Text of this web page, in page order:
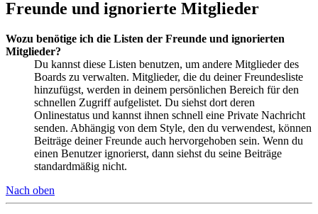
Freunde und ignorierte Mitglieder
Wozu benötige ich die Listen der Freunde und ignorierten
Mitglieder?
Du kannst diese Listen benutzen, um andere Mitglieder des
Boards zu verwalten. Mitglieder, die du deiner Freundesliste
hinzufügst, werden in deinem persönlichen Bereich für den
schnellen Zugriff aufgelistet. Du siehst dort deren
Onlinestatus und kannst ihnen schnell eine Private Nachricht
senden. Abhängig von dem Style, den du verwendest, können
Beiträge deiner Freunde auch hervorgehoben sein. Wenn du
einen Benutzer ignorierst, dann siehst du seine Beiträge
standardmäßig nicht.
Nach oben